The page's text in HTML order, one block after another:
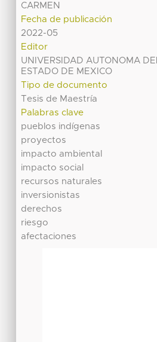
CARMEN
Fecha de publicación
2022-05
Editor
UNIVERSIDAD AUTONOMA DEL
ESTADO DE MEXICO
Tipo de documento
Tesis de Maestría
Palabras clave
pueblos indígenas
proyectos
impacto ambiental
impacto social
recursos naturales
inversionistas
derechos
riesgo
afectaciones